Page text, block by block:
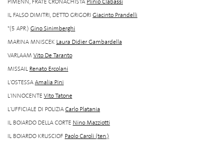
PIMENN, FRATE CRONACHISTA Plinio Clabassi
IL FALSO DIMITRI, DETTO GRIGORI Giacinto Prandelli
*(5 APR.) Gino Sinimberghi
MARINA MNISCEK Laura Didier Gambardella
VARLAAM Vito De Taranto
MISSAIL Renato Ercolani
L'OSTESSAAmalia Pini
L'INNOCENTEVito Tatone
L'UFFICIALE DI POLIZIACarlo Platania
IL BOIARDO DELLA CORTE Nino Mazziotti
IL BOIARDO KRUSCIOF Paolo Caroli (ten.)